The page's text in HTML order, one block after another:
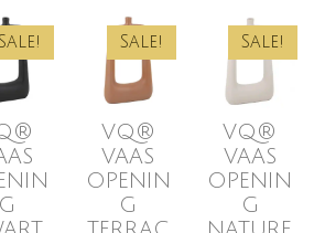
G
Sale!
VQ®
VAAS
OPENIN
G
Sale!
VQ®
VAAS
OPENIN
G